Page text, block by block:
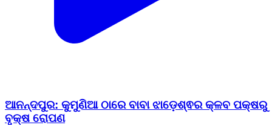
ଆନନ୍ଦପୁର: କୁମୁଣିଆ ଠାରେ ବାବା ଝାଡ଼େଶ୍ଵର କ୍ଳବ ପକ୍ଷରୁ
ବୃକ୍ଷ ରୋପଣ